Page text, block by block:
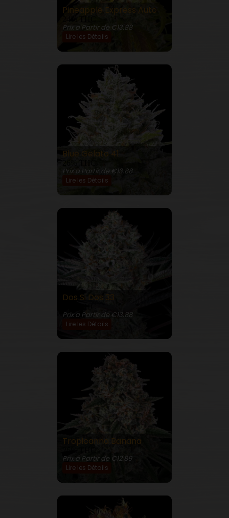
Pineapple Express Auto
Prix a Partir de €13.88
Lire les Détails
Blue Gelato 41
Prix a Partir de €13.88
Lire les Détails
Dos Si Dos 33
Prix a Partir de €13.88
Lire les Détails
Tropicanna Banana
Prix a Partir de €12.89
Lire les Détails